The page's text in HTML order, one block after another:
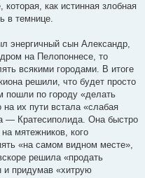
как истинная злобная
в темнице.
энергичный сын Александр,
на Пелопоннесе, то
всякими городами. В итоге
решили, что будет просто
пошли по городу «делать
их пути встала «слабая
— Кратесиполида. Она быстро
мятежников, кого
«на самом видном месте»,
решила «продать
и придумав «хитрую